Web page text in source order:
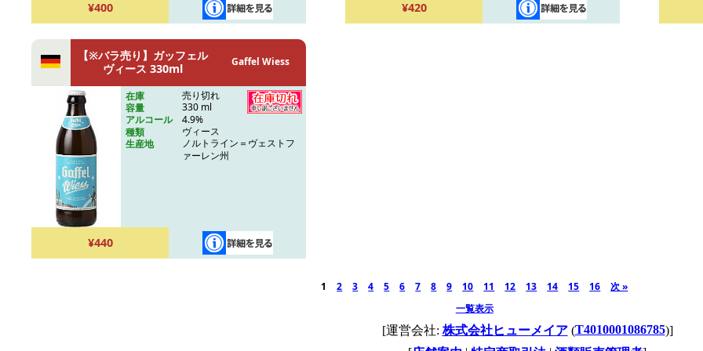
¥400 ¥420
【※バラ売り】ガッフェル
ヴィース 330ml
Gaffel Wiess
在庫
売り切れ
容量
330 ml
アルコール
4.9%
種類
ヴィース
生産地
ノルトライン＝ヴェストフ
ァーレン州
¥440
1 2 3 4 5 6 7 8 9 10 11 12 13 14 15 16
次 »
一覧表示
[運営会社: 株式会社ヒューメイア(T4010001086785)]